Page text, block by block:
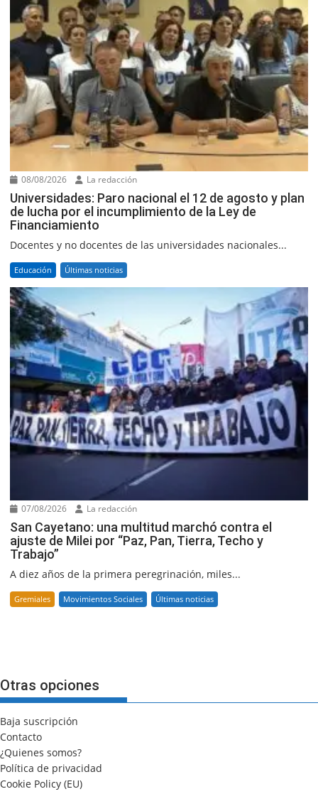
08/08/2026 La redacción
Universidades: Paro nacional el 12 de agosto y plan
de lucha por el incumplimiento de la Ley de
Financiamiento
Docentes y no docentes de las universidades nacionales...
Educación Últimas noticias
07/08/2026 La redacción
San Cayetano: una multitud marchó contra el
ajuste de Milei por “Paz, Pan, Tierra, Techo y
Trabajo”
A diez años de la primera peregrinación, miles...
Gremiales Movimientos Sociales Últimas noticias
Otras opciones
Baja suscripción
Contacto
¿Quienes somos?
Política de privacidad
Cookie Policy (EU)